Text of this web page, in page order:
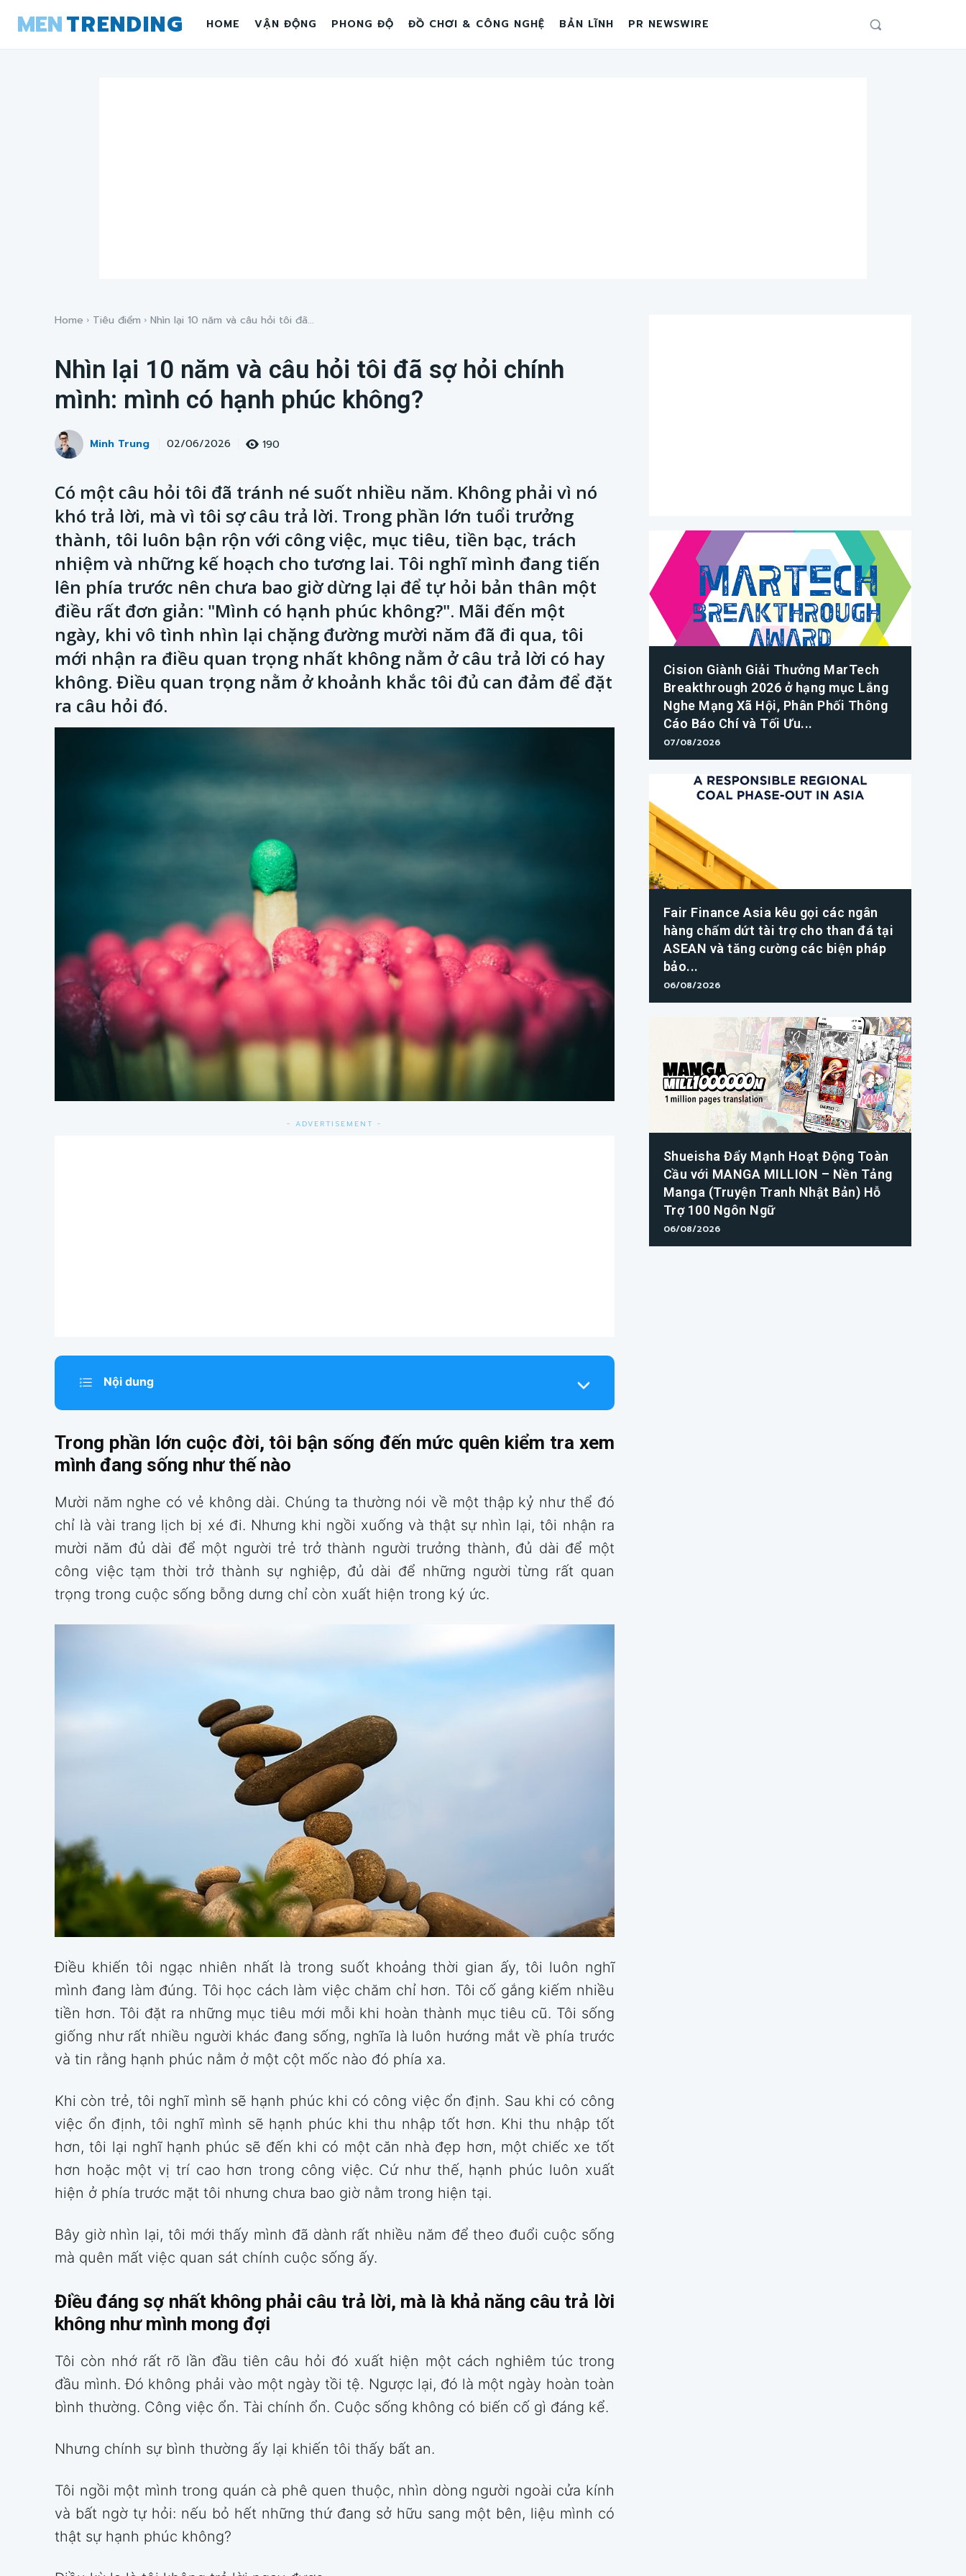
MENTRENDING HOME VẬN ĐỘNG PHONG ĐỘ ĐỒ CHƠI & CÔNG NGHỆ BẢN LĨNH PR NEWSWIRE
Home Tiêu điểm Nhìn lại 10 năm và câu hỏi tôi đã...
Nhìn lại 10 năm và câu hỏi tôi đã sợ hỏi chính
mình: mình có hạnh phúc không?
Minh Trung 02/06/2026 190
Có một câu hỏi tôi đã tránh né suốt nhiều năm. Không phải vì nó
khó trả lời, mà vì tôi sợ câu trả lời. Trong phần lớn tuổi trưởng
thành, tôi luôn bận rộn với công việc, mục tiêu, tiền bạc, trách
nhiệm và những kế hoạch cho tương lai. Tôi nghĩ mình đang tiến
lên phía trước nên chưa bao giờ dừng lại để tự hỏi bản thân một
điều rất đơn giản: "Mình có hạnh phúc không?". Mãi đến một
ngày, khi vô tình nhìn lại chặng đường mười năm đã đi qua, tôi
mới nhận ra điều quan trọng nhất không nằm ở câu trả lời có hay
không. Điều quan trọng nằm ở khoảnh khắc tôi đủ can đảm để đặt
ra câu hỏi đó.
- ADVERTISEMENT -
Nội dung
Trong phần lớn cuộc đời, tôi bận sống đến mức quên kiểm tra xem
mình đang sống như thế nào
Mười năm nghe có vẻ không dài. Chúng ta thường nói về một thập kỷ như thể đó
chỉ là vài trang lịch bị xé đi. Nhưng khi ngồi xuống và thật sự nhìn lại, tôi nhận ra
mười năm đủ dài để một người trẻ trở thành người trưởng thành, đủ dài để một
công việc tạm thời trở thành sự nghiệp, đủ dài để những người từng rất quan
trọng trong cuộc sống bỗng dưng chỉ còn xuất hiện trong ký ức.
Điều khiến tôi ngạc nhiên nhất là trong suốt khoảng thời gian ấy, tôi luôn nghĩ
mình đang làm đúng. Tôi học cách làm việc chăm chỉ hơn. Tôi cố gắng kiếm nhiều
tiền hơn. Tôi đặt ra những mục tiêu mới mỗi khi hoàn thành mục tiêu cũ. Tôi sống
giống như rất nhiều người khác đang sống, nghĩa là luôn hướng mắt về phía trước
và tin rằng hạnh phúc nằm ở một cột mốc nào đó phía xa.
Khi còn trẻ, tôi nghĩ mình sẽ hạnh phúc khi có công việc ổn định. Sau khi có công
việc ổn định, tôi nghĩ mình sẽ hạnh phúc khi thu nhập tốt hơn. Khi thu nhập tốt
hơn, tôi lại nghĩ hạnh phúc sẽ đến khi có một căn nhà đẹp hơn, một chiếc xe tốt
hơn hoặc một vị trí cao hơn trong công việc. Cứ như thế, hạnh phúc luôn xuất
hiện ở phía trước mặt tôi nhưng chưa bao giờ nằm trong hiện tại.
Bây giờ nhìn lại, tôi mới thấy mình đã dành rất nhiều năm để theo đuổi cuộc sống
mà quên mất việc quan sát chính cuộc sống ấy.
Điều đáng sợ nhất không phải câu trả lời, mà là khả năng câu trả lời
không như mình mong đợi
Tôi còn nhớ rất rõ lần đầu tiên câu hỏi đó xuất hiện một cách nghiêm túc trong
đầu mình. Đó không phải vào một ngày tồi tệ. Ngược lại, đó là một ngày hoàn toàn
bình thường. Công việc ổn. Tài chính ổn. Cuộc sống không có biến cố gì đáng kể.
Nhưng chính sự bình thường ấy lại khiến tôi thấy bất an.
Tôi ngồi một mình trong quán cà phê quen thuộc, nhìn dòng người ngoài cửa kính
và bất ngờ tự hỏi: nếu bỏ hết những thứ đang sở hữu sang một bên, liệu mình có
thật sự hạnh phúc không?
Cision Giành Giải Thưởng MarTech
Breakthrough 2026 ở hạng mục Lắng
Nghe Mạng Xã Hội, Phân Phối Thông
Cáo Báo Chí và Tối Ưu...
07/08/2026
Fair Finance Asia kêu gọi các ngân
hàng chấm dứt tài trợ cho than đá tại
ASEAN và tăng cường các biện pháp
bảo...
06/08/2026
Shueisha Đẩy Mạnh Hoạt Động Toàn
Cầu với MANGA MILLION – Nền Tảng
Manga (Truyện Tranh Nhật Bản) Hỗ
Trợ 100 Ngôn Ngữ
06/08/2026